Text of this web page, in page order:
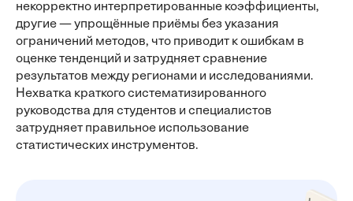
некорректно интерпретированные коэффициенты,
другие — упрощённые приёмы без указания
ограничений методов, что приводит к ошибкам в
оценке тенденций и затрудняет сравнение
результатов между регионами и исследованиями.
Нехватка краткого систематизированного
руководства для студентов и специалистов
затрудняет правильное использование
статистических инструментов.